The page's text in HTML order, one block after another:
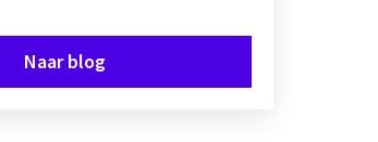
Naar blog